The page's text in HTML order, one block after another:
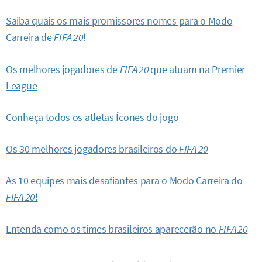
Saiba quais os mais promissores nomes para o Modo
Carreira deFIFA 20!
Os melhores jogadores deFIFA 20que atuam na Premier
League
Conheça todos os atletas Ícones do jogo
Os 30 melhores jogadores brasileiros doFIFA 20
As 10 equipes mais desafiantes para o Modo Carreira do
FIFA 20!
Entenda como os times brasileiros aparecerão no FIFA 20